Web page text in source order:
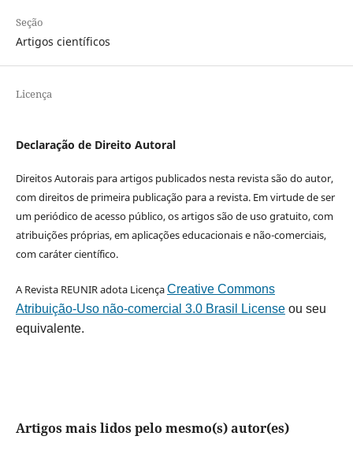
Seção
Artigos científicos
Licença
Declaração de Direito Autoral
Direitos Autorais para artigos publicados nesta revista são do autor,
com direitos de primeira publicação para a revista. Em virtude de ser
um periódico de acesso público, os artigos são de uso gratuito, com
atribuições próprias, em aplicações educacionais e não-comerciais,
com caráter científico.
A Revista REUNIR adota LicençaCreative Commons
Atribuição-Uso não-comercial 3.0 Brasil Licenseou seu
equivalente.
Artigos mais lidos pelo mesmo(s) autor(es)